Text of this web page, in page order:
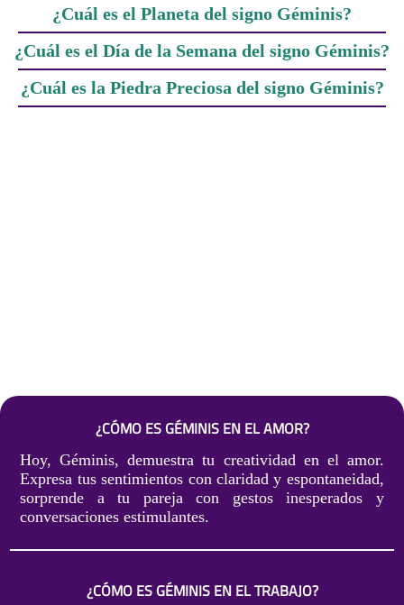
¿Cuál es el Planeta del signo Géminis?
¿Cuál es el Día de la Semana del signo Géminis?
¿Cuál es la Piedra Preciosa del signo Géminis?
¿CÓMO ES GÉMINIS EN EL AMOR?
Hoy, Géminis, demuestra tu creatividad en el amor.
Expresa tus sentimientos con claridad y espontaneidad,
sorprende a tu pareja con gestos inesperados y
conversaciones estimulantes.
¿CÓMO ES GÉMINIS EN EL TRABAJO?